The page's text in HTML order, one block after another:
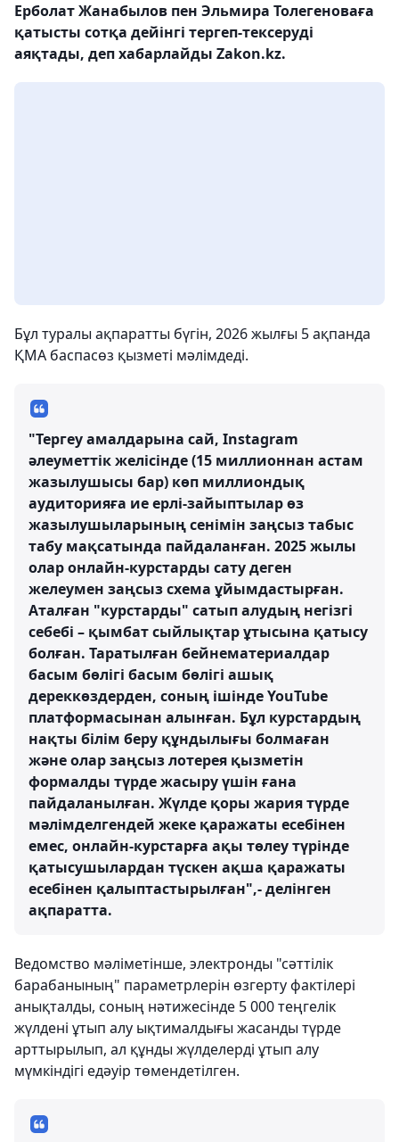
Ерболат Жанабылов пен Эльмира Толегеноваға
қатысты сотқа дейінгі тергеп-тексеруді
аяқтады, деп хабарлайды Zakon.kz.
Бұл туралы ақпаратты бүгін, 2026 жылғы 5 ақпанда
ҚМА баспасөз қызметі мәлімдеді.
"Тергеу амалдарына сай, Instagram
әлеуметтік желісінде (15 миллионнан астам
жазылушысы бар) көп миллиондық
аудиторияға ие ерлі-зайыптылар өз
жазылушыларының сенімін заңсыз табыс
табу мақсатында пайдаланған. 2025 жылы
олар онлайн-курстарды сату деген
желеумен заңсыз схема ұйымдастырған.
Аталған "курстарды" сатып алудың негізгі
себебі – қымбат сыйлықтар ұтысына қатысу
болған. Таратылған бейнематериалдар
басым бөлігі басым бөлігі ашық
дереккөздерден, соның ішінде YouTube
платформасынан алынған. Бұл курстардың
нақты білім беру құндылығы болмаған
және олар заңсыз лотерея қызметін
формалды түрде жасыру үшін ғана
пайдаланылған. Жүлде қоры жария түрде
мәлімделгендей жеке қаражаты есебінен
емес, онлайн-курстарға ақы төлеу түрінде
қатысушылардан түскен ақша қаражаты
есебінен қалыптастырылған",- делінген
ақпаратта.
Ведомство мәліметінше, электронды "сәттілік
барабанының" параметрлерін өзгерту фактілері
анықталды, соның нәтижесінде 5 000 теңгелік
жүлдені ұтып алу ықтималдығы жасанды түрде
арттырылып, ал құнды жүлделерді ұтып алу
мүмкіндігі едәуір төмендетілген.